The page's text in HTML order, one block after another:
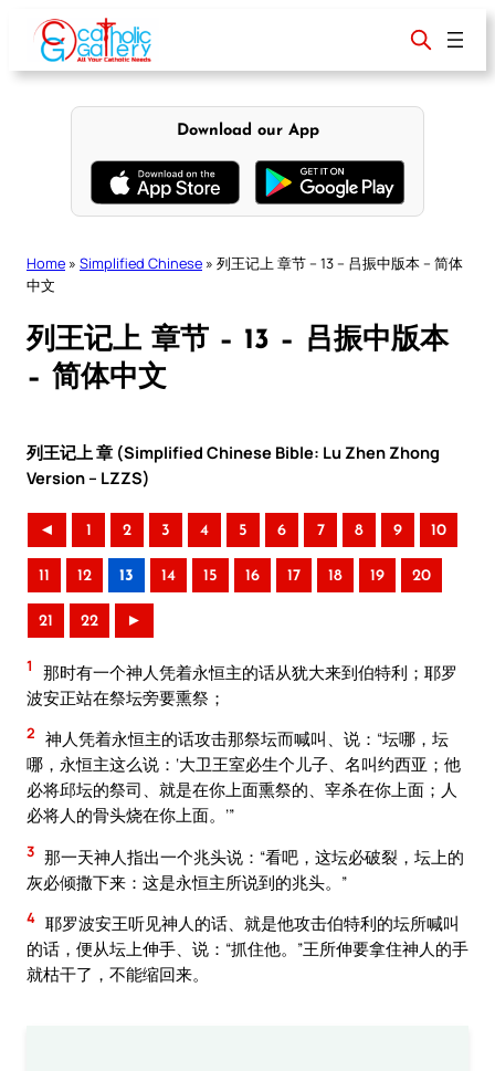
content
Download our App
Home » Simplified Chinese » 列王记上 章节 – 13 – 吕振中版本 – 简体
中文
列王记上 章节 – 13 – 吕振中版本
– 简体中文
列王记上 章 (Simplified Chinese Bible: Lu Zhen Zhong
Version – LZZS)
◄ 1 2 3 4 5 6 7 8 9 10
11 12 13 14 15 16 17 18 19 20
21 22 ►
1
那时有一个神人凭着永恒主的话从犹大来到伯特利；耶罗
波安正站在祭坛旁要熏祭；
2 神人凭着永恒主的话攻击那祭坛而喊叫、说：“坛哪，坛
哪，永恒主这么说：‘大卫王室必生个儿子、名叫约西亚；他
必将邱坛的祭司、就是在你上面熏祭的、宰杀在你上面；人
必将人的骨头烧在你上面。’”
3 那一天神人指出一个兆头说：“看吧，这坛必破裂，坛上的
灰必倾撒下来：这是永恒主所说到的兆头。”
4 耶罗波安王听见神人的话、就是他攻击伯特利的坛所喊叫
的话，便从坛上伸手、说：“抓住他。”王所伸要拿住神人的手
就枯干了，不能缩回来。